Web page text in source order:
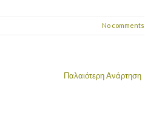
No comments
Παλαιότερη Ανάρτηση